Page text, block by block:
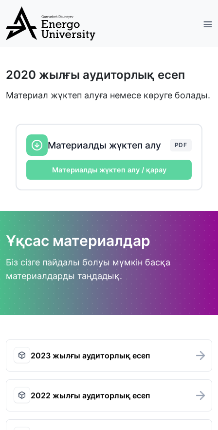
2020 жылғы аудиторлық есеп
Материал жүктеп алуға немесе көруге болады.
Материалды жүктеп алу PDF
Материалды жүктеп алу / қарау
Ұқсас материалдар
Біз сізге пайдалы болуы мүмкін басқа
материалдарды таңдадық.
2023 жылғы аудиторлық есеп
2022 жылғы аудиторлық есеп